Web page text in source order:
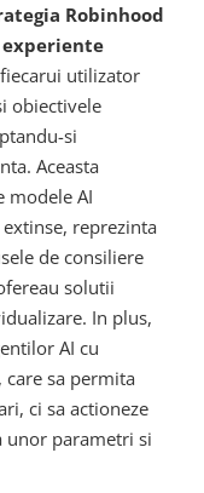
Robinhood
experiente
utilizator
obiectivele
si
Aceasta
modele AI
reprezinta
de consiliere
solutii
In plus,
AI cu
sa permita
ci sa actioneze
unor parametri si